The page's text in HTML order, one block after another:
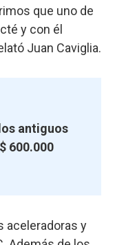
que uno de
y con él
Juan Caviglia.
antiguos
600.000
aceleradoras y